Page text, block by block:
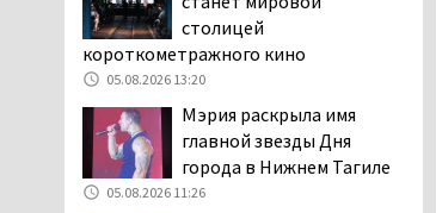
Виталия Говорухина
05.08.2026 11:10
Во втором квартале
мошенники украли у
клиентов российских банков 7,4 млрд
рублей
столицей
короткометражного кино
05.08.2026 13:20
Мэрия раскрыла имя
главной звезды Дня
города в Нижнем Тагиле
05.08.2026 11:26